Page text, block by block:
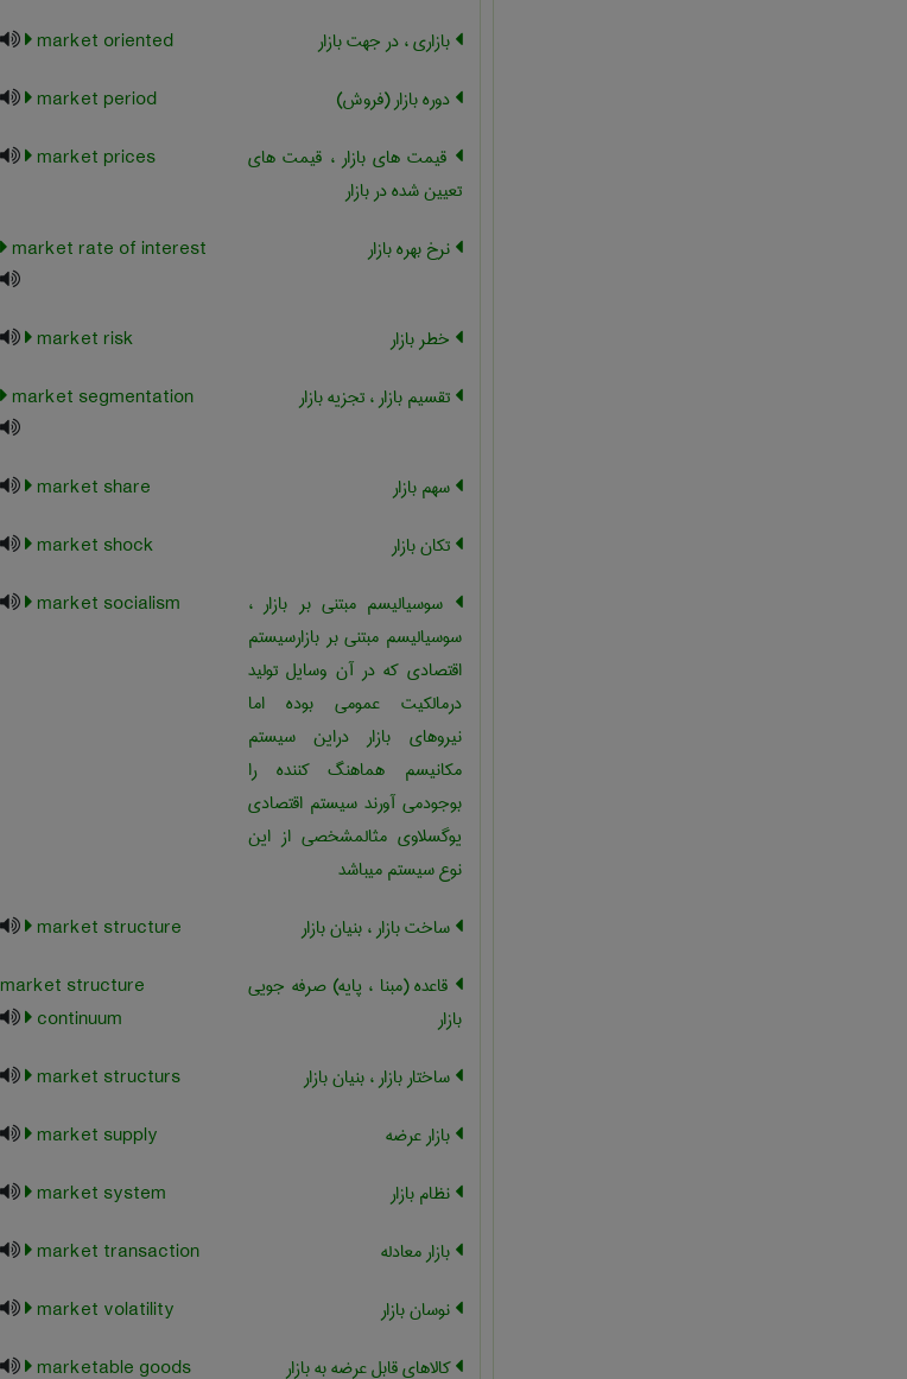
بازاری ، در جهت بازار
market oriented
دوره بازار (فروش)
market period
قیمت های بازار ، قیمت های
تعیین شده در بازار
market prices
نرخ بهره بازار market rate of interest
خطر بازار
market risk
تقسیم بازار ، تجزیه بازار
market segmentation
سهم بازار
market share
تکان بازار
market shock
سوسیالیسم مبتنی بر بازار ،
سوسیالیسم مبتنی بر بازارسیستم
اقتصادی که در آن وسایل تولید
درمالکیت عمومی بوده اما
نیروهای بازار دراین سیستم
مکانیسم هماهنگ کننده را
بوجودمی آورند سیستم اقتصادی
یوگسلاوی مثالمشخصی از این
نوع سیستم میباشد
market socialism
ساخت بازار ، بنیان بازار
market structure
قاعده (مبنا ، پایه) صرفه جویی
بازار
market structure
continuum
ساختار بازار ، بنیان بازار
market structurs
بازار عرضه
market supply
نظام بازار
market system
بازار معادله
market transaction
نوسان بازار
market volatility
کالاهای قابل عرضه به بازار
marketable goods